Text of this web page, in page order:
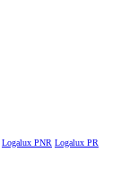
Logalux PNR Logalux PR